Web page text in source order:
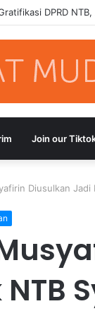
DPRD
Join our
Diusulkan Jadi